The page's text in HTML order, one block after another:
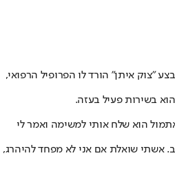
במבצע "צוק איתן" הורד לו הפרופיל הרפואי,
הוא שלח אותי למשימה ואמר לי
והכאב. אשתי שואלת אם אני לא מפחד להיהרג,